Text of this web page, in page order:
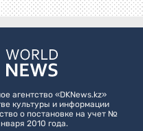
агентство «DKNews.kz»
культуры и информации
о постановке на учет №
2010 года.